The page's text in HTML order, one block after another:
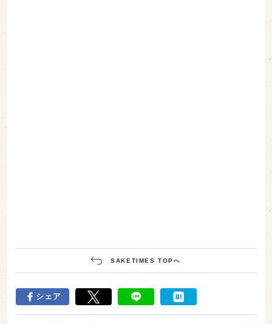
SAKETIMES TOPへ
シェア